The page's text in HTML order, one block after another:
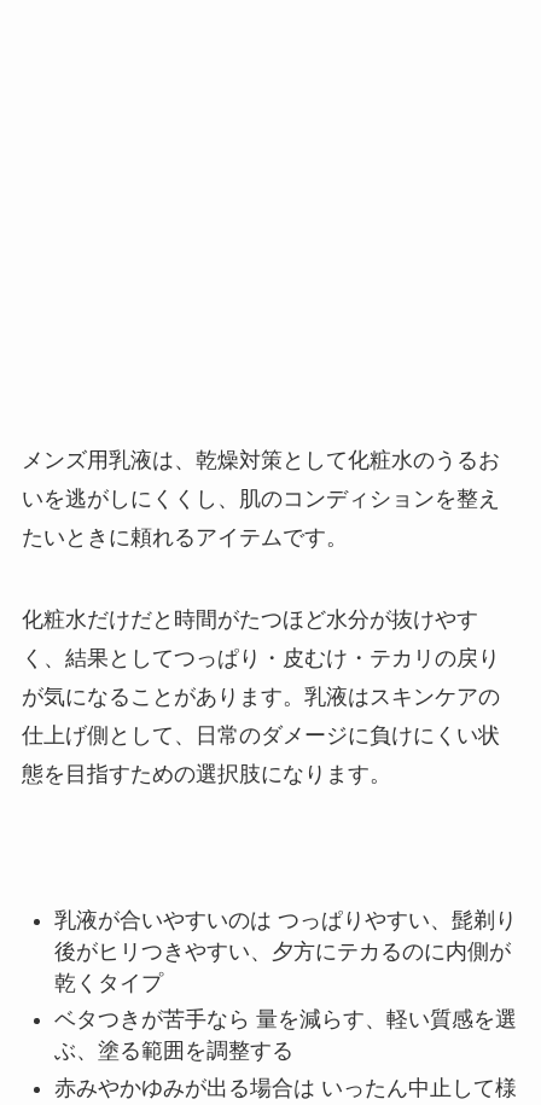
メンズ用乳液は、乾燥対策として化粧水のうるお
いを逃がしにくくし、肌のコンディションを整え
たいときに頼れるアイテムです。
化粧水だけだと時間がたつほど水分が抜けやす
く、結果としてつっぱり・皮むけ・テカリの戻り
が気になることがあります。乳液はスキンケアの
仕上げ側として、日常のダメージに負けにくい状
態を目指すための選択肢になります。
乳液が合いやすいのは つっぱりやすい、髭剃り
後がヒリつきやすい、夕方にテカるのに内側が
乾くタイプ
ベタつきが苦手なら 量を減らす、軽い質感を選
ぶ、塗る範囲を調整する
赤みやかゆみが出る場合は いったん中止して様